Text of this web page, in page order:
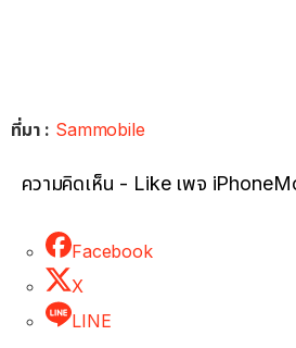
ที่มา : Sammobile
ความคิดเห็น - Like เพจ
Facebook
X
LINE